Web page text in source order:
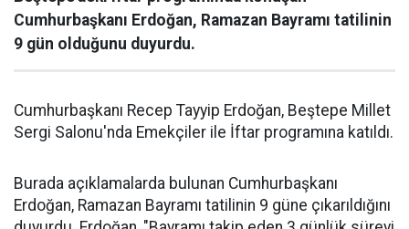
Cumhurbaşkanı Erdoğan, Ramazan Bayramı tatilinin
9 gün olduğunu duyurdu.
Cumhurbaşkanı Recep Tayyip Erdoğan, Beştepe Millet
Sergi Salonu'nda Emekçiler ile İftar programına katıldı.
Burada açıklamalarda bulunan Cumhurbaşkanı
Erdoğan, Ramazan Bayramı tatilinin 9 güne çıkarıldığını